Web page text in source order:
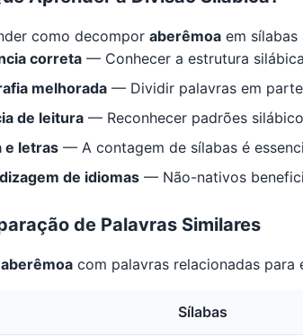
como decompor aberêmoa em sílabas
correta — Conhecer a estrutura
melhorada — Dividir palavras em
de leitura — Reconhecer padrões
e letras — A contagem de sílabas é
de idiomas — Não-nativos
de Palavras Similares
aberêmoa com palavras relacionadas para
Sílabas